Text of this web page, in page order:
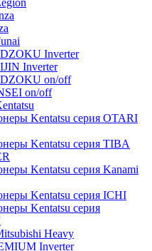
Inverter
Inverter
on/off
on/off
Kentatsu серия OTARI
Kentatsu серия TIBA
Kentatsu серия Kanami
Kentatsu серия ICHI
Kentatsu серия
Heavy
Inverter